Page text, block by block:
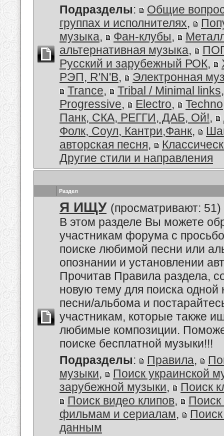
Подразделы:
Общие
группах и исполнителях,
музыка, Фан-клубы,
альтернативная музыка,
Русский и зарубежный РОК,
РЭП, R'N'B,
Электронная
Trance, Tribal / Minimal links
Progressive, Electro, Techno
Панк, СКА, РЕГГИ, ДАБ, Ой!,
Фолк, Соул, Кантри,Фанк,
авторская песня,
Другие стили и направления
Раздел
Я ИЩУ (просматривают: 51)
В этом разделе Вы можете
участникам форума с
поиске любимой песни или
опознании и установлении
Прочитав Правила раздела,
новую тему для поиска одной
песни/альбома и
участникам, которые также
любимые композиции.
поиске бесплатной музыки!!!
Подразделы: Правила,
музыки,
Поиск украинской
зарубежной музыки,
Поиск
Поиск видео клипов,
Поиск
фильмам и сериалам,
данным